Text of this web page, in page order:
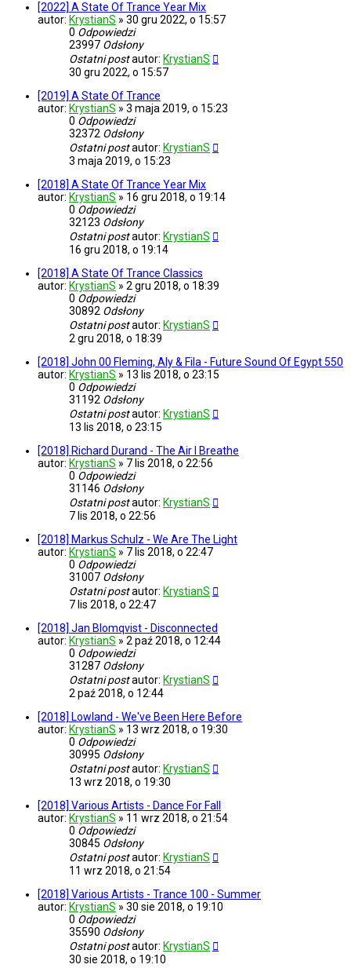
[2022] A State Of Trance Year Mix
autor: KrystianS » 30 gru 2022, o 15:57
0 Odpowiedzi
23997 Odsłony
Ostatni postautor: KrystianS
30 gru 2022, o 15:57
[2019] A State Of Trance
autor: KrystianS » 3 maja 2019, o 15:23
0 Odpowiedzi
32372 Odsłony
Ostatni postautor: KrystianS
3 maja 2019, o 15:23
[2018] A State Of Trance Year Mix
autor: KrystianS » 16 gru 2018, o 19:14
0 Odpowiedzi
32123 Odsłony
Ostatni postautor: KrystianS
16 gru 2018, o 19:14
[2018] A State Of Trance Classics
autor: KrystianS » 2 gru 2018, o 18:39
0 Odpowiedzi
30892 Odsłony
Ostatni postautor: KrystianS
2 gru 2018, o 18:39
[2018] John 00 Fleming, Aly & Fila - Future Sound Of Egypt 550
autor: KrystianS » 13 lis 2018, o 23:15
0 Odpowiedzi
31192 Odsłony
Ostatni postautor: KrystianS
13 lis 2018, o 23:15
[2018] Richard Durand - The Air I Breathe
autor: KrystianS » 7 lis 2018, o 22:56
0 Odpowiedzi
31146 Odsłony
Ostatni postautor: KrystianS
7 lis 2018, o 22:56
[2018] Markus Schulz - We Are The Light
autor: KrystianS » 7 lis 2018, o 22:47
0 Odpowiedzi
31007 Odsłony
Ostatni postautor: KrystianS
7 lis 2018, o 22:47
[2018] Jan Blomqvist - Disconnected
autor: KrystianS » 2 paź 2018, o 12:44
0 Odpowiedzi
31287 Odsłony
Ostatni postautor: KrystianS
2 paź 2018, o 12:44
[2018] Lowland - We've Been Here Before
autor: KrystianS » 13 wrz 2018, o 19:30
0 Odpowiedzi
30995 Odsłony
Ostatni postautor: KrystianS
13 wrz 2018, o 19:30
[2018] Various Artists - Dance For Fall
autor: KrystianS » 11 wrz 2018, o 21:54
0 Odpowiedzi
30845 Odsłony
Ostatni postautor: KrystianS
11 wrz 2018, o 21:54
[2018] Various Artists - Trance 100 - Summer
autor: KrystianS » 30 sie 2018, o 19:10
0 Odpowiedzi
35590 Odsłony
Ostatni postautor: KrystianS
30 sie 2018, o 19:10